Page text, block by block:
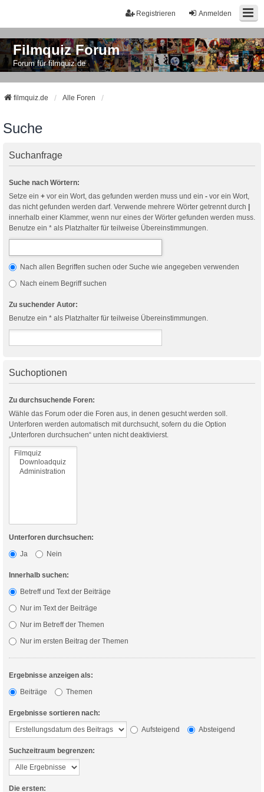
Anmelden
Registrieren
Filmquiz Forum
Forum für filmquiz.de
filmquiz.de Alle Foren
Suche
Suchanfrage
Suche nach Wörtern:
Setze ein + vor ein Wort, das gefunden werden muss und ein - vor ein Wort,
das nicht gefunden werden darf. Verwende mehrere Wörter getrennt durch |
innerhalb einer Klammer, wenn nur eines der Wörter gefunden werden muss.
Benutze ein * als Platzhalter für teilweise Übereinstimmungen.
Nach allen Begriffen suchen oder Suche wie angegeben verwenden
Nach einem Begriff suchen
Zu suchender Autor:
Benutze ein * als Platzhalter für teilweise Übereinstimmungen.
Suchoptionen
Zu durchsuchende Foren:
Wähle das Forum oder die Foren aus, in denen gesucht werden soll.
Unterforen werden automatisch mit durchsucht, sofern du die Option
„Unterforen durchsuchen“ unten nicht deaktivierst.
Unterforen durchsuchen:
Ja
Nein
Innerhalb suchen:
Betreff und Text der Beiträge
Nur im Text der Beiträge
Nur im Betreff der Themen
Nur im ersten Beitrag der Themen
Ergebnisse anzeigen als:
Beiträge
Themen
Ergebnisse sortieren nach:
Aufsteigend
Absteigend
Suchzeitraum begrenzen:
Die ersten: